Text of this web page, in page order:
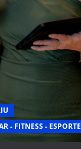
- FITNESS - ESPORTE